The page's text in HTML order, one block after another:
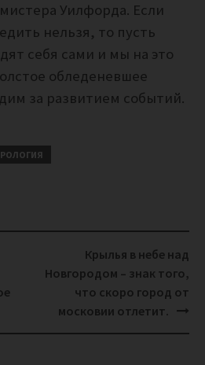
Уилфорда. Если
нельзя, то пусть
себя сами и мы на это
обледеневшее
за развитием событий.
Крылья в небе над
Новгородом – знак того,
что скоро город от
московии отлетит.